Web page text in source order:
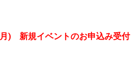
) 新規イベントのお申込み受付